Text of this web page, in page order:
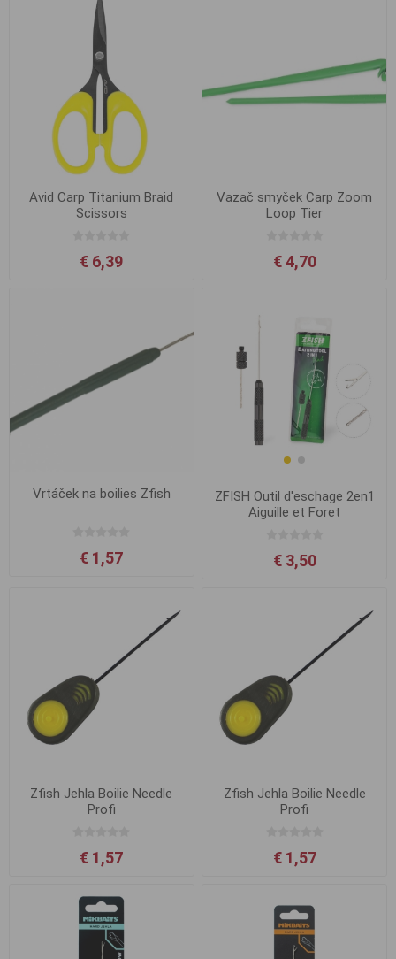
Avid Carp Titanium Braid
Scissors
€ 6,39
Vazač smyček Carp Zoom
Loop Tier
€ 4,70
Vrtáček na boilies Zfish
€ 1,57
ZFISH Outil d'eschage 2en1
Aiguille et Foret
€ 3,50
Zfish Jehla Boilie Needle
Profi
€ 1,57
Zfish Jehla Boilie Needle
Profi
€ 1,57